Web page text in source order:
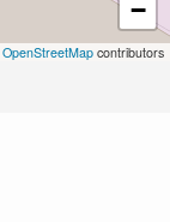
−
OpenStreetMap contributors